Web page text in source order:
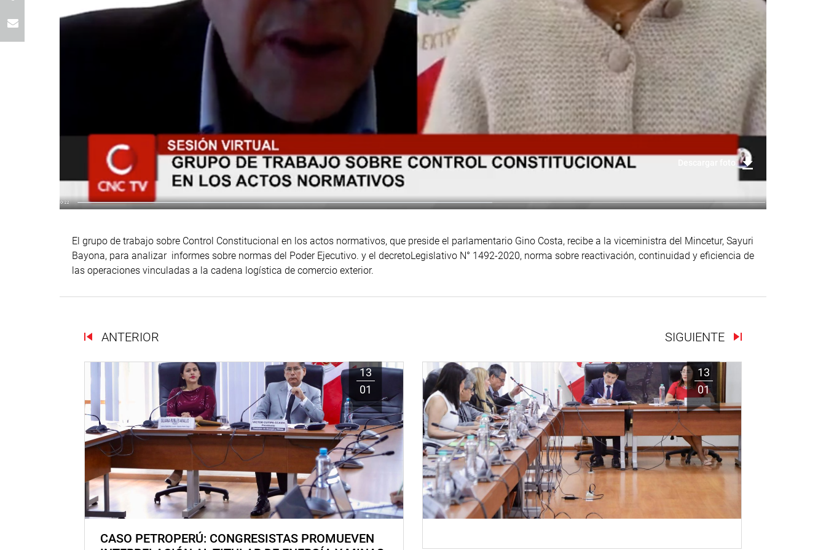
El grupo de trabajo sobre Control Constitucional en los actos normativos, que preside el parlamentario Gino Costa, recibe a la viceministra del Mincetur, Sayuri
Bayona, para analizar informes sobre normas del Poder Ejecutivo. y el decretoLegislativo N° 1492-2020, norma sobre reactivación, continuidad y eficiencia de
las operaciones vinculadas a la cadena logística de comercio exterior.
ANTERIOR SIGUIENTE
13
01
CASO PETROPERÚ: CONGRESISTAS PROMUEVEN
13
01